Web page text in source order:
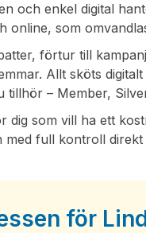
och enkel digital
online, som
förtur till
Allt sköts
– Member,
dig som vill ha ett
full kontroll direkt
för